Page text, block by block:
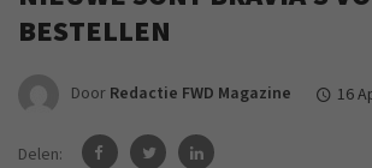
BESTELLEN
Door Redactie FWD Magazine 16
Delen: